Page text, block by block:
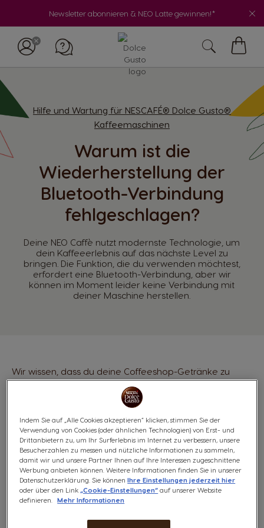
Newsletter abonnieren & NEO Latte gewinnen!*
Hilfe und Wartung für NESCAFÉ® Dolce Gusto®
Kaffeemaschinen
Warum ist die
Wiederherstellung der
Bluetooth-Verbindung
fehlgeschlagen?
Deine NEO Caffè nutzt modernste Technologie, um
dein Kaffeeerlebnis auf das nächste Level zu
bringen. Die Funktion, die du verwenden möchtest,
erfordert eine Bluetooth-Verbindung, aber wir
können im Moment leider keine Verbindung mit
deiner Maschine herstellen.
Wir wissen, dass du deine Coffeeshop-Getränke zu
Hause geniessen möchtest. Deshalb empfehlen wir dir,
die folgenden Lösungen auszuprobieren:
Vergewissere dich, dass deine Kaffeemaschine
richtig angeschlossen und eingeschaltet ist.
Stelle sicher, dass dein Smartphone nicht zu weit
von der Maschine entfernt ist. Sonst bringe sie
Indem Sie auf „Alle Cookies akzeptieren“ klicken, stimmen Sie der
Verwendung von Cookies (oder ähnlichen Technologien) von Erst- und
Drittanbietern zu, um Ihr Surferlebnis im Internet zu verbessern, unsere
Besucherzahlen zu messen und nützliche Informationen zu sammeln,
damit wir und unsere Partner Ihnen auf Ihre Interessen zugeschnittene
Werbung anbieten können. Weitere Informationen finden Sie in unserer
Datenschutzerklärung. Sie könnenIhre Einstellungen jederzeit hier
oder über den Link „Cookie-Einstellungen“ auf unserer Website
definieren.
Mehr Informationen